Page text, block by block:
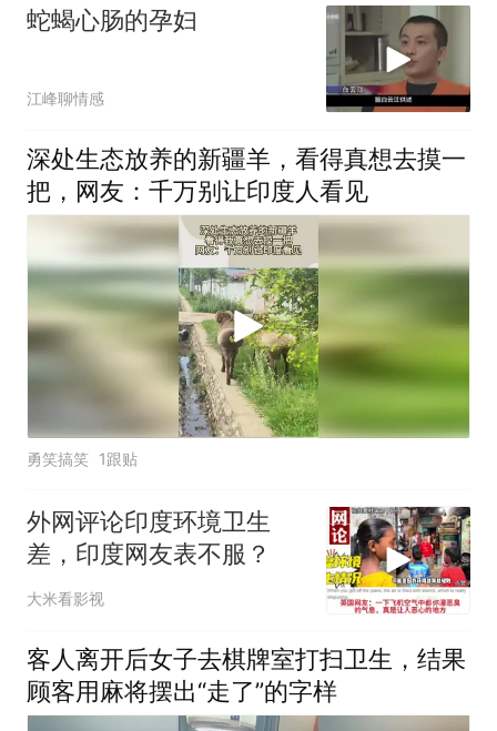
蛇蝎心肠的孕妇
江峰聊情感
深处生态放养的新疆羊，看得真想去摸一
把，网友：千万别让印度人看见
勇笑搞笑 1跟贴
外网评论印度环境卫生
差，印度网友表不服？
大米看影视
客人离开后女子去棋牌室打扫卫生，结果
顾客用麻将摆出“走了”的字样